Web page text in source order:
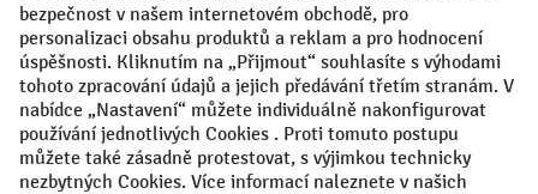
VODP Otisk
Prohlášení o ochraně osobních údajů